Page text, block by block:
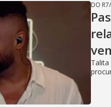
DO R7/